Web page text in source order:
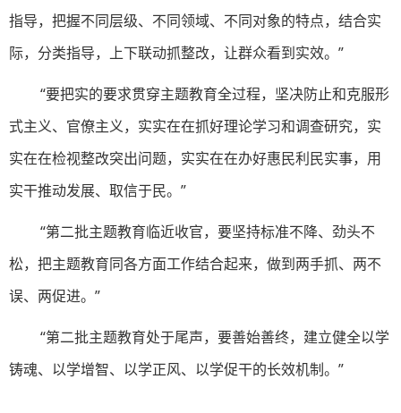
指导，把握不同层级、不同领域、不同对象的特点，结合实
际，分类指导，上下联动抓整改，让群众看到实效。”
“要把实的要求贯穿主题教育全过程，坚决防止和克服形
式主义、官僚主义，实实在在抓好理论学习和调查研究，实
实在在检视整改突出问题，实实在在办好惠民利民实事，用
实干推动发展、取信于民。”
“第二批主题教育临近收官，要坚持标准不降、劲头不
松，把主题教育同各方面工作结合起来，做到两手抓、两不
误、两促进。”
“第二批主题教育处于尾声，要善始善终，建立健全以学
铸魂、以学增智、以学正风、以学促干的长效机制。”